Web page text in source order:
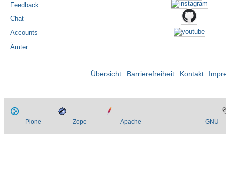
Feedback
Chat
Accounts
Ämter
Übersicht Barrierefreiheit Kontakt
Plone Zope Apache GNU